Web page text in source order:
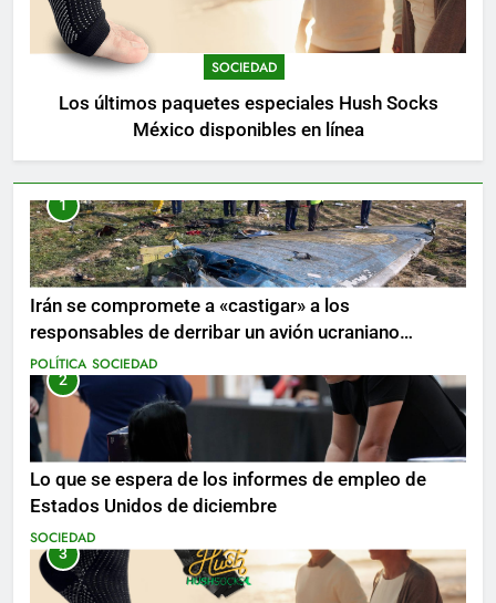
SOCIEDAD
Los últimos paquetes especiales Hush Socks
México disponibles en línea
1
Irán se compromete a «castigar» a los
responsables de derribar un avión ucraniano
mientras se realizan arrestos
POLÍTICA SOCIEDAD
2
Lo que se espera de los informes de empleo de
Estados Unidos de diciembre
SOCIEDAD
3